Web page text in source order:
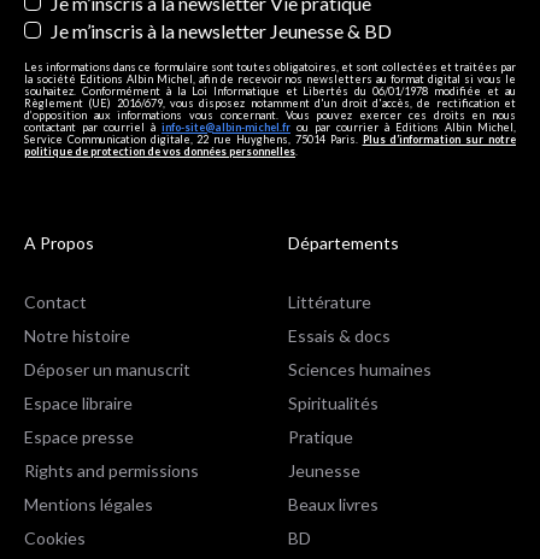
Je m’inscris à la newsletter Jeunesse & BD
Les informations dans ce formulaire sont toutes obligatoires, et sont collectées et traitées par
la société Editions Albin Michel, afin de recevoir nos newsletters au format digital si vous le
souhaitez. Conformément à la Loi Informatique et Libertés du 06/01/1978 modifiée et au
Règlement (UE) 2016/679, vous disposez notamment d'un droit d'accès, de rectification et
d’opposition aux informations vous concernant. Vous pouvez exercer ces droits en nous
contactant par courriel à info-site@albin-michel.fr ou par courrier à Editions Albin Michel,
Service Communication digitale, 22 rue Huyghens, 75014 Paris. Plus d’information sur notre
politique de protection de vos données personnelles
A Propos
Contact
Notre histoire
Déposer un manuscrit
Espace libraire
Espace presse
Rights and permissions
Mentions légales
Cookies
Départements
Littérature
Essais & docs
Sciences humaines
Spiritualités
Pratique
Jeunesse
Beaux livres
BD